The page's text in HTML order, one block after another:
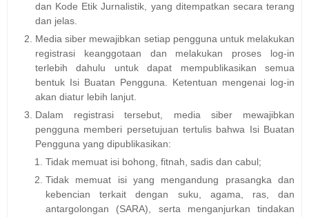
dan Kode Etik Jurnalistik, yang ditempatkan secara terang
dan jelas.
Media siber mewajibkan setiap pengguna untuk melakukan
registrasi keanggotaan dan melakukan proses log-in
terlebih dahulu untuk dapat mempublikasikan semua
bentuk Isi Buatan Pengguna. Ketentuan mengenai log-in
akan diatur lebih lanjut.
Dalam registrasi tersebut, media siber mewajibkan
pengguna memberi persetujuan tertulis bahwa Isi Buatan
Pengguna yang dipublikasikan:
Tidak memuat isi bohong, fitnah, sadis dan cabul;
Tidak memuat isi yang mengandung prasangka dan
kebencian terkait dengan suku, agama, ras, dan
antargolongan (SARA), serta menganjurkan tindakan